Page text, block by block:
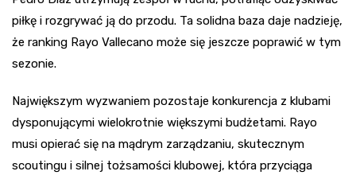
piłkę i rozgrywać ją do przodu. Ta solidna baza daje nadzieję,
że ranking Rayo Vallecano może się jeszcze poprawić w tym
sezonie.
Największym wyzwaniem pozostaje konkurencja z klubami
dysponującymi wielokrotnie większymi budżetami. Rayo
musi opierać się na mądrym zarządzaniu, skutecznym
scoutingu i silnej tożsamości klubowej, która przyciąga